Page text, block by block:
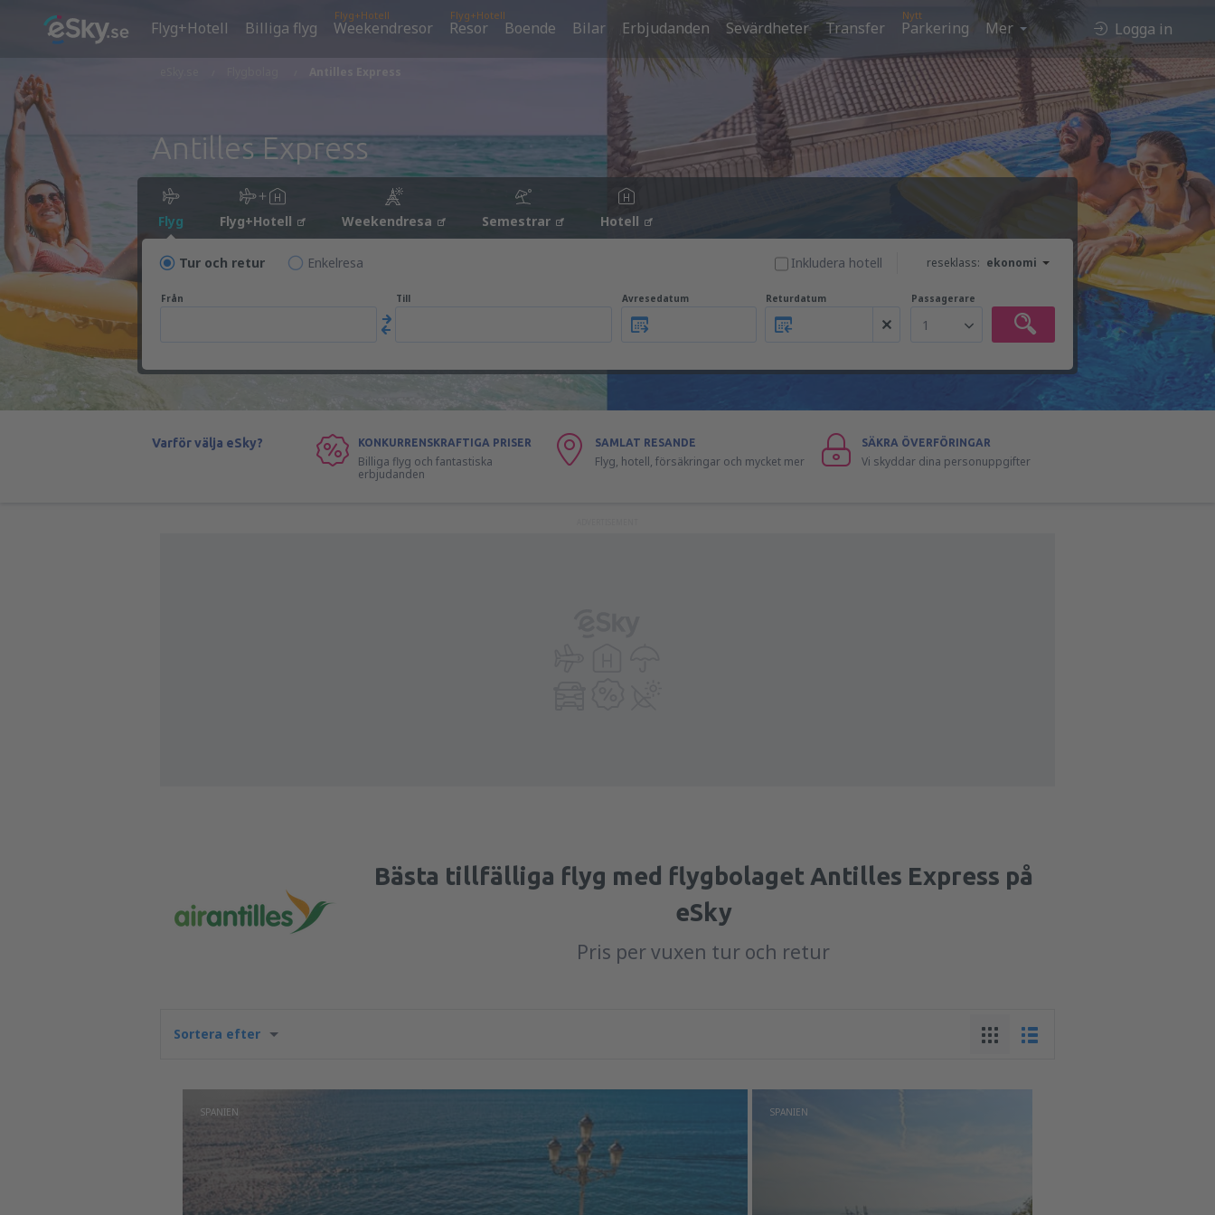
Flyg+Hotell Billiga flyg
Flyg+Hotell
Weekendresor
Flyg+Hotell
Resor Boende Bilar Erbjudanden Sevärdheter Transfer
Nytt
Parkering Mer Logga in
Antilles Express
Flyg Flyg+Hotell Weekendresa Semestrar Hotell
Tur och retur Enkelresa reseklass: ekonomi
Inkludera hotell
Från Till Avresedatum Returdatum Passagerare
1
Varför välja eSky? KONKURRENSKRAFTIGA PRISER
Billiga flyg och fantastiska
erbjudanden
SAMLAT RESANDE
Flyg, hotell, försäkringar och mycket mer
SÄKRA ÖVERFÖRINGAR
Vi skyddar dina personuppgifter
Bästa tillfälliga flyg med flygbolaget Antilles Express på
eSky
Pris per vuxen tur och retur
Sortera efter
SPANIEN SPANIEN